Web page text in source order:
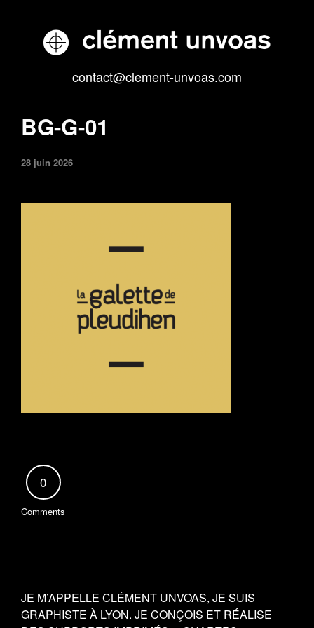
contact@clement-unvoas.com
BG-G-01
28 juin 2026
0
Comments
JE M’APPELLE CLÉMENT UNVOAS, JE SUIS
GRAPHISTE À LYON. JE CONÇOIS ET RÉALISE